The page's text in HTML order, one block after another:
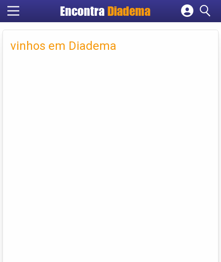
EncontraDiadema
Cadastrar empresa
Criar conta
vinhos em Diadema